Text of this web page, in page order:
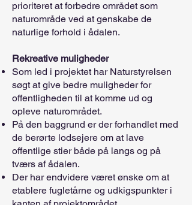
prioriteret at forbedre området som
naturområde ved at genskabe de
naturlige forhold i ådalen.
Rekreative muligheder
Som led i projektet har Naturstyrelsen
søgt at give bedre muligheder for
offentligheden til at komme ud og
opleve naturområdet.
På den baggrund er der forhandlet med
de berørte lodsejere om at lave
offentlige stier både på langs og på
tværs af ådalen.
Der har endvidere været ønske om at
etablere fugletårne og udkigspunkter i